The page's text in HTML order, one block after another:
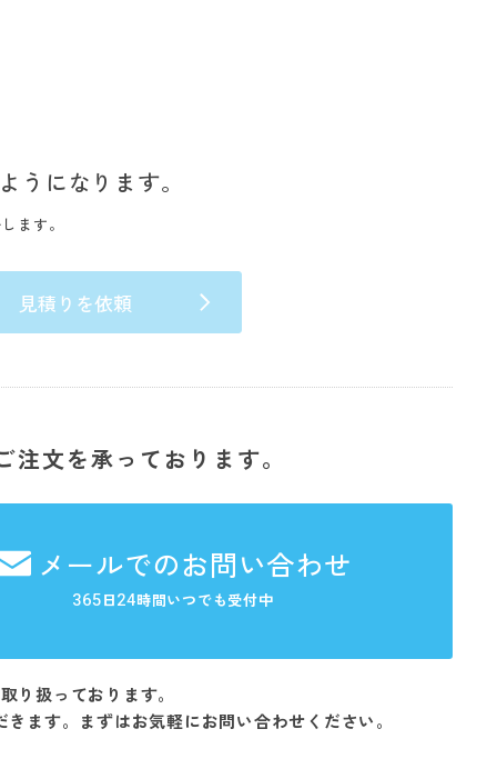
うになります。
ます。
見積りを依頼
文を承っております。
メールでのお問い合わせ
365日24時間いつでも受付中
り扱っております。
ます。まずはお気軽にお問い合わせください。